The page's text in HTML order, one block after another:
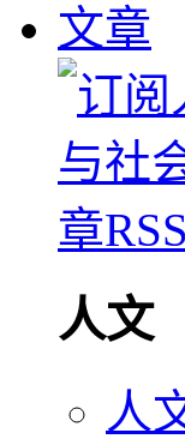
文章
人文
人